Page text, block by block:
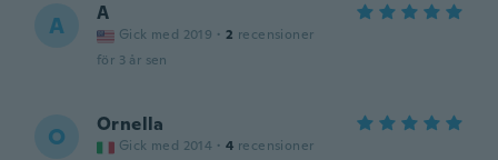
A A
Gick med 2019 · 2 recensioner
för 3 år sen
O Ornella
Gick med 2014 · 4 recensioner